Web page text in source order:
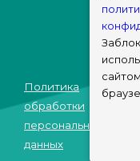
Политика
обработки
персональных
данных
©